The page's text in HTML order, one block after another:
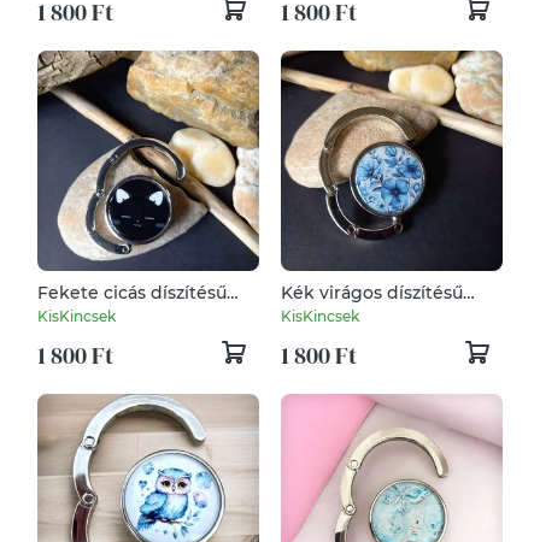
1 800 Ft 1 800 Ft
Fekete cicás díszítésű
csúszásgátlós táska tartó,
KisKincsek
1 800 Ft
Kék virágos díszítésű
táska tartó, akasztó
KisKincsek
1 800 Ft